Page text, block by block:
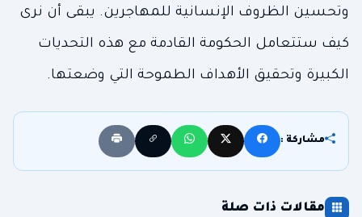
وتحسين الظروف الإنسانية للمهاجرين. يبقى أن نرى
كيف ستتعامل الحكومة القادمة مع هذه التحديات
الكبيرة وتحقيق الأهداف الطموحة التي وضعتها.
مشاركة :
مقالات ذات صلة